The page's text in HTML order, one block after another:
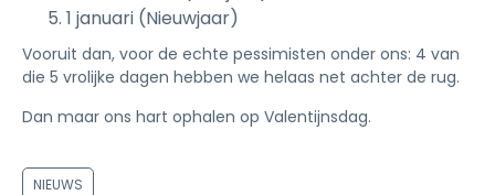
1 januari (Nieuwjaar)
Vooruit dan, voor de echte pessimisten onder ons: 4 van
die 5 vrolijke dagen hebben we helaas net achter de rug.
Dan maar ons hart ophalen op Valentijnsdag.
NIEUWS